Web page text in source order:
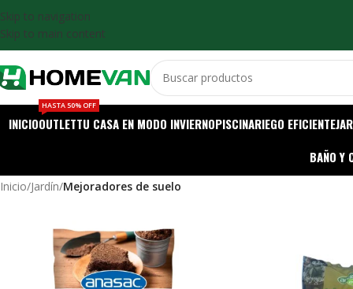
Skip to navigation
Skip to main content
INICIOOUTLET
HASTA 50% OFF
TU CASA EN MODO INVIERNOPISCINARIEGO EFICIENTE
BAÑO Y
Inicio/Jardín/Mejoradores de suelo